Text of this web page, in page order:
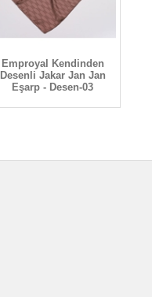
Emproyal Kendinden
Desenli Jakar Jan Jan
Eşarp - Desen-03